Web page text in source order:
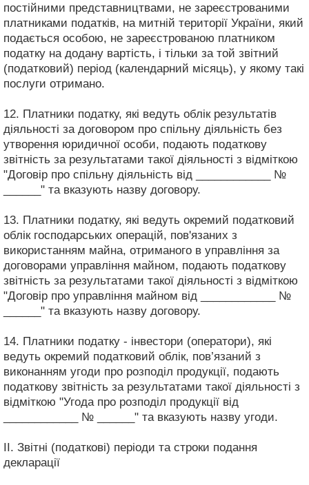
постійними представництвами, не зареєстрованими
платниками податків, на митній території України, який
подається особою, не зареєстрованою платником
податку на додану вартість, і тільки за той звітний
(податковий) період (календарний місяць), у якому такі
послуги отримано.
12. Платники податку, які ведуть облік результатів
діяльності за договором про спільну діяльність без
утворення юридичної особи, подають податкову
звітність за результатами такої діяльності з відміткою
"Договір про спільну діяльність від ____________ №
______" та вказують назву договору.
13. Платники податку, які ведуть окремий податковий
облік господарських операцій, пов'язаних з
використанням майна, отриманого в управління за
договорами управління майном, подають податкову
звітність за результатами такої діяльності з відміткою
"Договір про управління майном від ____________ №
______" та вказують назву договору.
14. Платники податку - інвестори (оператори), які
ведуть окремий податковий облік, пов’язаний з
виконанням угоди про розподіл продукції, подають
податкову звітність за результатами такої діяльності з
відміткою "Угода про розподіл продукції від
____________ № ______" та вказують назву угоди.
II. Звітні (податкові) періоди та строки подання
декларації